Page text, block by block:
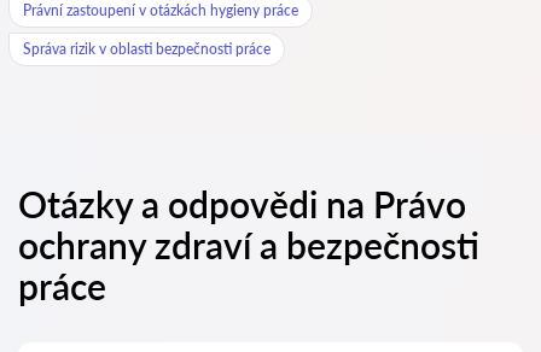
Právní zastoupení v otázkách hygieny práce
Správa rizik v oblasti bezpečnosti práce
Otázky a odpovědi na Právo
ochrany zdraví a bezpečnosti
práce